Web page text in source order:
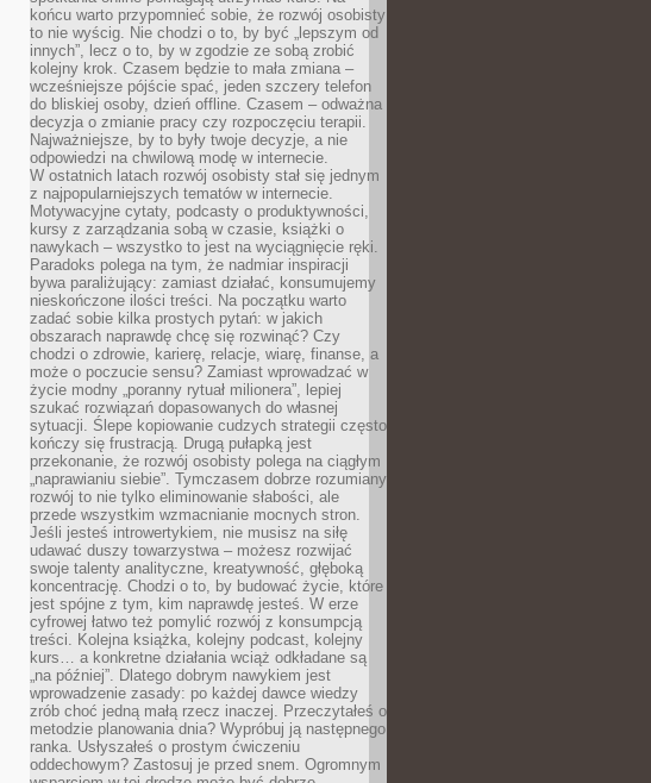
końcu warto przypomnieć sobie, że rozwój osobisty
to nie wyścig. Nie chodzi o to, by być „lepszym od
innych”, lecz o to, by w zgodzie ze sobą zrobić
kolejny krok. Czasem będzie to mała zmiana –
wcześniejsze pójście spać, jeden szczery telefon
do bliskiej osoby, dzień offline. Czasem – odważna
decyzja o zmianie pracy czy rozpoczęciu terapii.
Najważniejsze, by to były twoje decyzje, a nie
odpowiedzi na chwilową modę w internecie.
W ostatnich latach rozwój osobisty stał się jednym
z najpopularniejszych tematów w internecie.
Motywacyjne cytaty, podcasty o produktywności,
kursy z zarządzania sobą w czasie, książki o
nawykach – wszystko to jest na wyciągnięcie ręki.
Paradoks polega na tym, że nadmiar inspiracji
bywa paraliżujący: zamiast działać, konsumujemy
nieskończone ilości treści. Na początku warto
zadać sobie kilka prostych pytań: w jakich
obszarach naprawdę chcę się rozwinąć? Czy
chodzi o zdrowie, karierę, relacje, wiarę, finanse, a
może o poczucie sensu? Zamiast wprowadzać w
życie modny „poranny rytuał milionera”, lepiej
szukać rozwiązań dopasowanych do własnej
sytuacji. Ślepe kopiowanie cudzych strategii często
kończy się frustracją. Drugą pułapką jest
przekonanie, że rozwój osobisty polega na ciągłym
„naprawianiu siebie”. Tymczasem dobrze rozumiany
rozwój to nie tylko eliminowanie słabości, ale
przede wszystkim wzmacnianie mocnych stron.
Jeśli jesteś introwertykiem, nie musisz na siłę
udawać duszy towarzystwa – możesz rozwijać
swoje talenty analityczne, kreatywność, głęboką
koncentrację. Chodzi o to, by budować życie, które
jest spójne z tym, kim naprawdę jesteś. W erze
cyfrowej łatwo też pomylić rozwój z konsumpcją
treści. Kolejna książka, kolejny podcast, kolejny
kurs… a konkretne działania wciąż odkładane są
„na później”. Dlatego dobrym nawykiem jest
wprowadzenie zasady: po każdej dawce wiedzy
zrób choć jedną małą rzecz inaczej. Przeczytałeś o
metodzie planowania dnia? Wypróbuj ją następnego
ranka. Usłyszałeś o prostym ćwiczeniu
oddechowym? Zastosuj je przed snem. Ogromnym